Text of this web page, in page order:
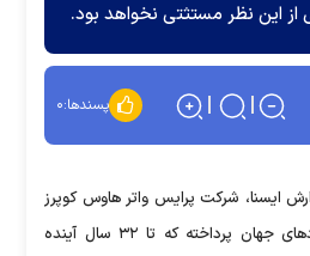
از این نظر مستثتی نخواهد بود.
پسندها:۰
ایسنا، شرکت پرایس واتر هاوس کوپرز
در گزارشی به بررسی اقتصادهای جهان پرداخته که تا ۳۲ سال آینده